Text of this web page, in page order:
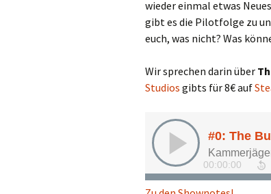
wieder einmal etwas
gibt es die Pilotfolge zu
euch, was nicht? Was
Wir sprechen darin über
Studios gibts für 8€ auf